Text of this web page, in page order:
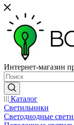
Интернет-магазин
Каталог
Светильники
Светодиодные